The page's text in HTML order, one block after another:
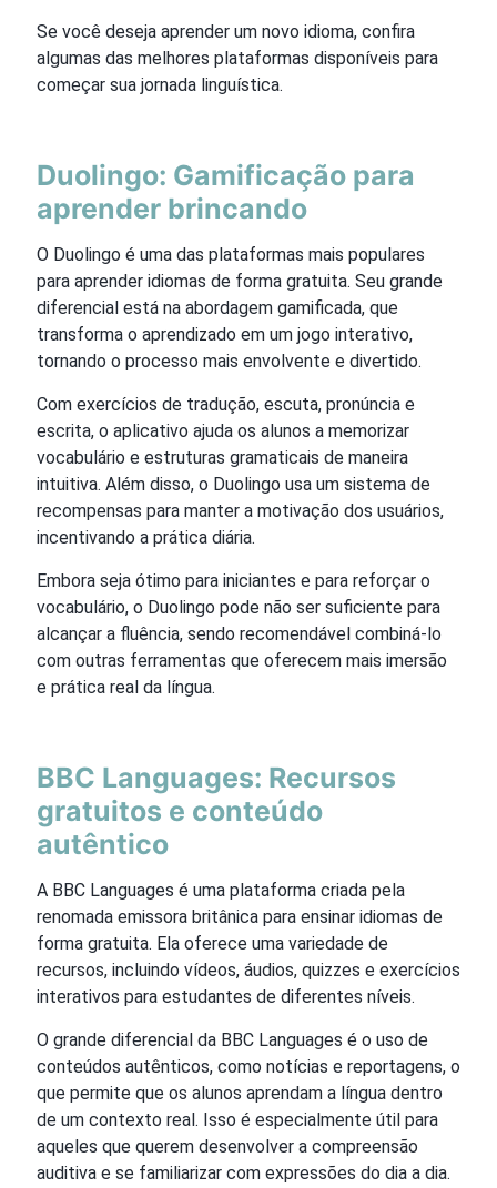
Se você deseja aprender um novo idioma, confira
algumas das melhores plataformas disponíveis para
começar sua jornada linguística.
Duolingo: Gamificação para
aprender brincando
O Duolingo é uma das plataformas mais populares
para aprender idiomas de forma gratuita. Seu grande
diferencial está na abordagem gamificada, que
transforma o aprendizado em um jogo interativo,
tornando o processo mais envolvente e divertido.
Com exercícios de tradução, escuta, pronúncia e
escrita, o aplicativo ajuda os alunos a memorizar
vocabulário e estruturas gramaticais de maneira
intuitiva. Além disso, o Duolingo usa um sistema de
recompensas para manter a motivação dos usuários,
incentivando a prática diária.
Embora seja ótimo para iniciantes e para reforçar o
vocabulário, o Duolingo pode não ser suficiente para
alcançar a fluência, sendo recomendável combiná-lo
com outras ferramentas que oferecem mais imersão
e prática real da língua.
BBC Languages: Recursos
gratuitos e conteúdo
autêntico
A BBC Languages é uma plataforma criada pela
renomada emissora britânica para ensinar idiomas de
forma gratuita. Ela oferece uma variedade de
recursos, incluindo vídeos, áudios, quizzes e exercícios
interativos para estudantes de diferentes níveis.
O grande diferencial da BBC Languages é o uso de
conteúdos autênticos, como notícias e reportagens, o
que permite que os alunos aprendam a língua dentro
de um contexto real. Isso é especialmente útil para
aqueles que querem desenvolver a compreensão
auditiva e se familiarizar com expressões do dia a dia.